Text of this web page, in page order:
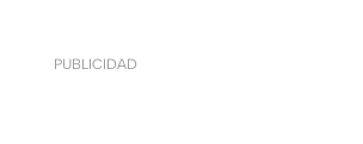
PUBLICIDAD